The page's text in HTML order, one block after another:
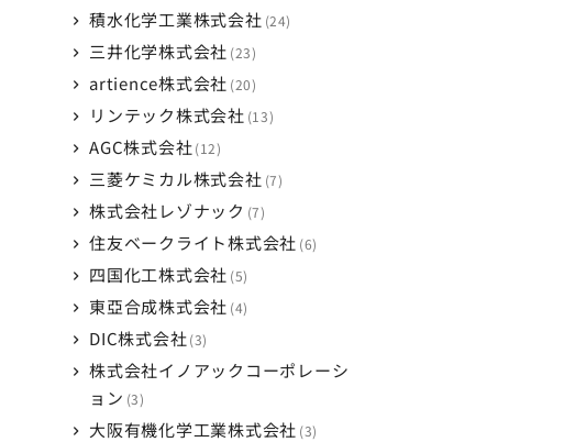
積水化学工業株式会社 24
三井化学株式会社 23
artience株式会社 20
リンテック株式会社 13
AGC株式会社 12
三菱ケミカル株式会社 7
株式会社レゾナック 7
住友ベークライト株式会社 6
四国化工株式会社 5
東亞合成株式会社 4
DIC株式会社 3
株式会社イノアックコーポレーシ
ョン 3
大阪有機化学工業株式会社 3